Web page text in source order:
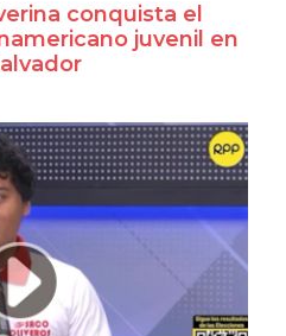
conquista el
juvenil en